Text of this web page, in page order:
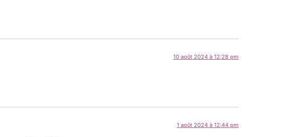
10 août 2024 à 12:28 pm
1 août 2024 à 12:44 pm